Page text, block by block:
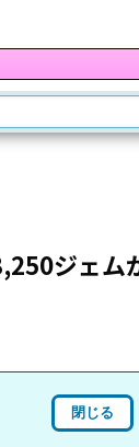
ジェム
閉じる